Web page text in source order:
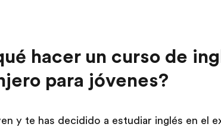
hacer un curso de
para jóvenes?
y te has decidido a estudiar inglés en el